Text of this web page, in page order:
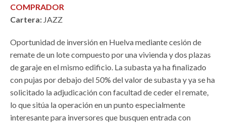
COMPRADOR
Cartera: JAZZ
Oportunidad de inversión en Huelva mediante cesión de
remate de un lote compuesto por una vivienda y dos plazas
de garaje en el mismo edificio. La subasta ya ha finalizado
con pujas por debajo del 50% del valor de subasta y ya se ha
solicitado la adjudicación con facultad de ceder el remate,
lo que sitúa la operación en un punto especialmente
interesante para inversores que busquen entrada con